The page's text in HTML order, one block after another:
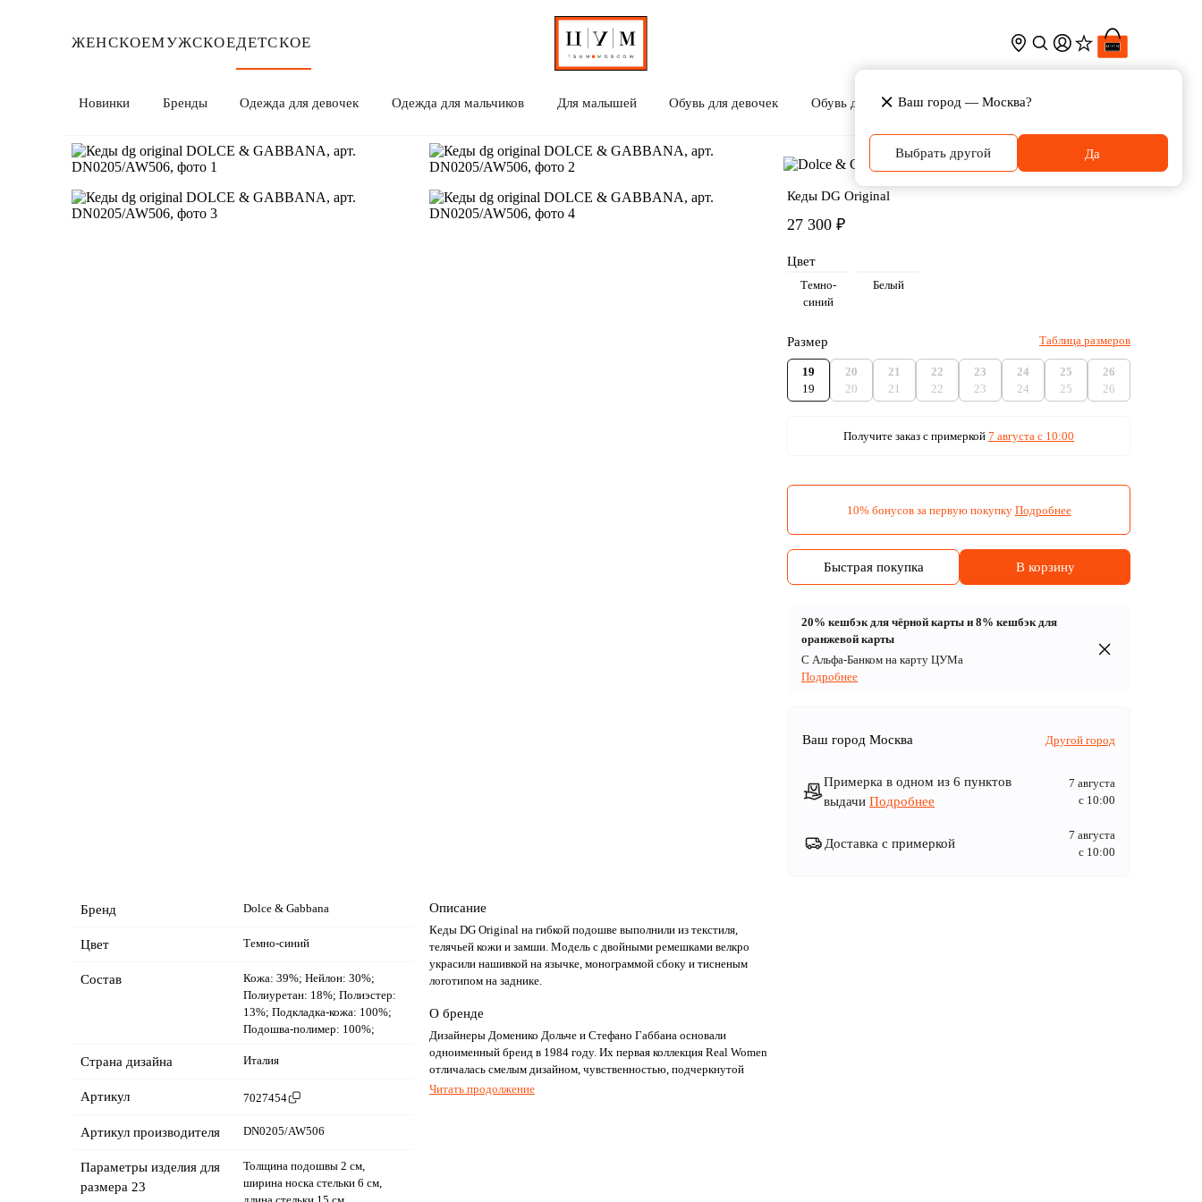
ЖЕНСКОЕМУЖСКОЕДЕТСКОЕ
Новинки Бренды Одежда для девочек Одежда для мальчиков Для малышей Обувь для девочек Обувь для мальчиков Игрушки
Dolce & Gabbana
Кеды DG Original
27 300 ₽
Цвет
Темно-
синий
Белый
Размер Таблица размеров
19
19
20
20
21
21
22
22
23
23
24
24
25
25
26
26
Получите заказ с примеркой 7 августа c 10:00
10% бонусов за первую покупку Подробнее
Быстрая покупка В корзину
20% кешбэк для чёрной карты и 8% кешбэк для
оранжевой карты
С Альфа-Банком на карту ЦУМа
Подробнее
Ваш город Москва Другой город
Примерка в одном из 6 пунктов
выдачи Подробнее
7 августа
c 10:00
Доставка с примеркой
7 августа
c 10:00
Бренд Dolce & Gabbana
Цвет Темно-синий
Состав
Кожа: 39%; Нейлон: 30%;
Полиуретан: 18%; Полиэстер:
13%; Подкладка-кожа: 100%;
Подошва-полимер: 100%;
Страна дизайна Италия
Артикул 7027454
Артикул производителя DN0205/AW506
Параметры изделия для
размера 23
Толщина подошвы 2 см,
ширина носка стельки 6 см,
Описание
Кеды DG Original на гибкой подошве выполнили из текстиля,
телячьей кожи и замши. Модель с двойными ремешками велкро
украсили нашивкой на язычке, монограммой сбоку и тисненым
логотипом на заднике.
О бренде
Дизайнеры Доменико Дольче и Стефано Габбана основали
одноименный бренд в 1984 году. Их первая коллекция Real Women
отличалась смелым дизайном, чувственностью, подчеркнутой
женственностью и театральностью. Именно эти черты
Читать продолжение
Ваш город — Москва?
Выбрать другой Да